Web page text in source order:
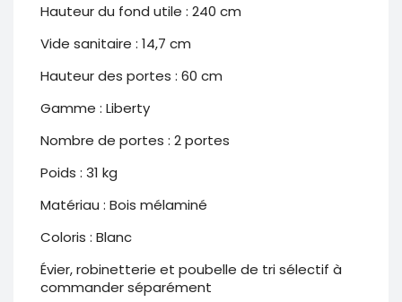
Hauteur du fond utile : 240 cm
Vide sanitaire : 14,7 cm
Hauteur des portes : 60 cm
Gamme : Liberty
Nombre de portes : 2 portes
Poids : 31 kg
Matériau : Bois mélaminé
Coloris : Blanc
Évier, robinetterie et poubelle de tri sélectif à
commander séparément